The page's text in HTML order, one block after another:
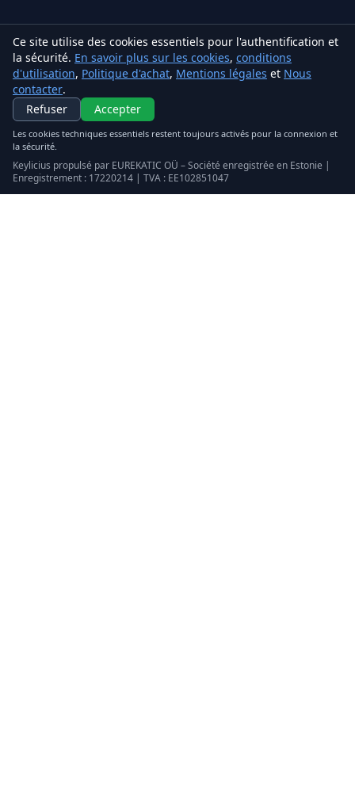
Ce site utilise des cookies essentiels pour l'authentification et
la sécurité. En savoir plus sur les cookies, conditions
d'utilisation, Politique d'achat, Mentions légales et Nous
contacter.
Refuser
Accepter
Les cookies techniques essentiels restent toujours activés pour la connexion et
la sécurité.
Keylicius propulsé par EUREKATIC OÜ – Société enregistrée en Estonie |
Enregistrement : 17220214 | TVA : EE102851047